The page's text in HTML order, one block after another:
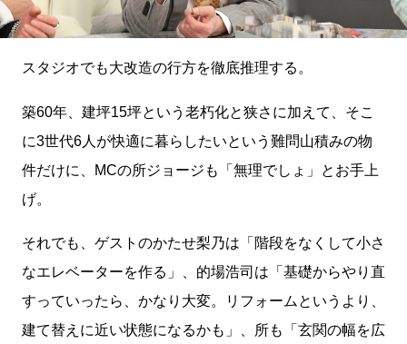
スタジオでも大改造の行方を徹底推理する。
築60年、建坪15坪という老朽化と狭さに加えて、そこ
に3世代6人が快適に暮らしたいという難問山積みの物
件だけに、MCの所ジョージも「無理でしょ」とお手上
げ。
それでも、ゲストのかたせ梨乃は「階段をなくして小さ
なエレベーターを作る」、的場浩司は「基礎からやり直
すっていったら、かなり大変。リフォームというより、
建て替えに近い状態になるかも」、所も「玄関の幅を広